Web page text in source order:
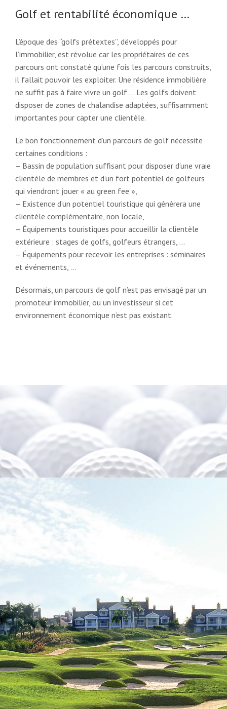
Golf et rentabilité économique …
L’époque des “golfs prétextes”, développés pour
l’immobilier, est révolue car les propriétaires de ces
parcours ont constaté qu’une fois les parcours construits,
il fallait pouvoir les exploiter. Une résidence immobilière
ne suffit pas à faire vivre un golf … Les golfs doivent
disposer de zones de chalandise adaptées, suffisamment
importantes pour capter une clientèle.
Le bon fonctionnement d’un parcours de golf nécessite
certaines conditions :
– Bassin de population suffisant pour disposer d’une vraie
clientèle de membres et d’un fort potentiel de golfeurs
qui viendront jouer « au green fee »,
– Existence d’un potentiel touristique qui générera une
clientèle complémentaire, non locale,
– Équipements touristiques pour accueillir la clientèle
extérieure : stages de golfs, golfeurs étrangers, …
– Équipements pour recevoir les entreprises : séminaires
et événements, …
Désormais, un parcours de golf n’est pas envisagé par un
promoteur immobilier, ou un investisseur si cet
environnement économique n’est pas existant.